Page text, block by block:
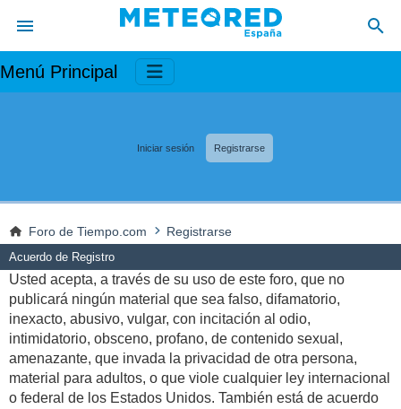
Menú Principal
Iniciar sesión Registrarse
Foro de Tiempo.com Registrarse
Acuerdo de Registro
Usted acepta, a través de su uso de este foro, que no
publicará ningún material que sea falso, difamatorio,
inexacto, abusivo, vulgar, con incitación al odio,
intimidatorio, obsceno, profano, de contenido sexual,
amenazante, que invada la privacidad de otra persona,
material para adultos, o que viole cualquier ley internacional
o federal de los Estados Unidos. También está de acuerdo